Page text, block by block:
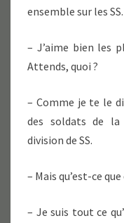
ensemble sur les SS.
– J’aime bien les
Attends, quoi ?
– Comme je te le
des soldats de
division de SS.
– Mais qu’est-ce
– Je suis tout ce